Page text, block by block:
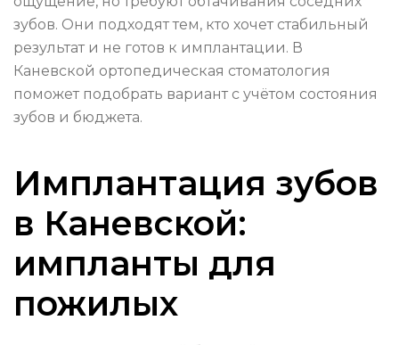
зубов. Они подходят тем, кто хочет стабильный
результат и не готов к имплантации. В
Каневской ортопедическая стоматология
поможет подобрать вариант с учётом состояния
зубов и бюджета.
Имплантация зубов
в Каневской:
импланты для
пожилых